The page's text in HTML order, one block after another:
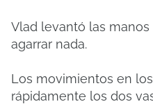
Vlad levantó las
agarrar nada.
Los movimientos en
rápidamente los dos